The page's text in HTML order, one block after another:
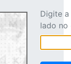
Digite
lado no